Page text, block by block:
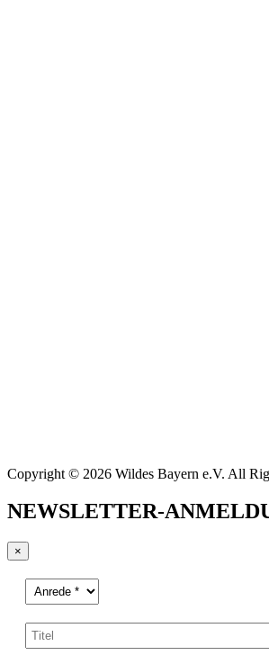
Copyright © 2026 Wildes Bayern e.V. All
NEWSLETTER-
×